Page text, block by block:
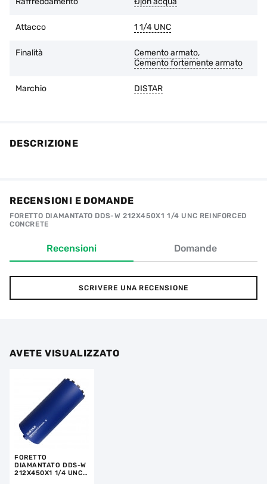
Attacco 1 1/4 UNC
Finalità Cemento armato,
Cemento fortemente armato
Marchio DISTAR
DESCRIZIONE
RECENSIONI E DOMANDE
FORETTO DIAMANTATO DDS-W 212X450X1 1/4 UNC REINFORCED
CONCRETE
Recensioni Domande
SCRIVERE UNA RECENSIONE
AVETE VISUALIZZATO
FORETTO
DIAMANTATO DDS-W
212X450X1 1/4 UNC